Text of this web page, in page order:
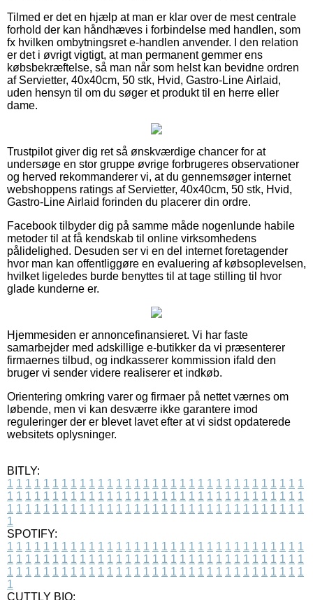
Tilmed er det en hjælp at man er klar over de mest centrale
forhold der kan håndhæves i forbindelse med handlen, som
fx hvilken ombytningsret e-handlen anvender. I den relation
er det i øvrigt vigtigt, at man permanent gemmer ens
købsbekræftelse, så man når som helst kan bevidne ordren
af Servietter, 40x40cm, 50 stk, Hvid, Gastro-Line Airlaid,
uden hensyn til om du søger et produkt til en herre eller
dame.
Trustpilot giver dig ret så ønskværdige chancer for at
undersøge en stor gruppe øvrige forbrugeres observationer
og herved rekommanderer vi, at du gennemsøger internet
webshoppens ratings af Servietter, 40x40cm, 50 stk, Hvid,
Gastro-Line Airlaid forinden du placerer din ordre.
Facebook tilbyder dig på samme måde nogenlunde habile
metoder til at få kendskab til online virksomhedens
pålidelighed. Desuden ser vi en del internet foretagender
hvor man kan offentliggøre en evaluering af købsoplevelsen,
hvilket ligeledes burde benyttes til at tage stilling til hvor
glade kunderne er.
Hjemmesiden er annoncefinansieret. Vi har faste
samarbejder med adskillige e-butikker da vi præsenterer
firmaernes tilbud, og indkasserer kommission ifald den
bruger vi sender videre realiserer et indkøb.
Orientering omkring varer og firmaer på nettet værnes om
løbende, men vi kan desværre ikke garantere imod
reguleringer der er blevet lavet efter at vi sidst opdaterede
websitets oplysninger.
BITLY:
1 1 1 1 1 1 1 1 1 1 1 1 1 1 1 1 1 1 1 1 1 1 1 1 1 1 1 1 1 1 1 1 1
1 1 1 1 1 1 1 1 1 1 1 1 1 1 1 1 1 1 1 1 1 1 1 1 1 1 1 1 1 1 1 1 1
1 1 1 1 1 1 1 1 1 1 1 1 1 1 1 1 1 1 1 1 1 1 1 1 1 1 1 1 1 1 1 1 1
1
SPOTIFY:
1 1 1 1 1 1 1 1 1 1 1 1 1 1 1 1 1 1 1 1 1 1 1 1 1 1 1 1 1 1 1 1 1
1 1 1 1 1 1 1 1 1 1 1 1 1 1 1 1 1 1 1 1 1 1 1 1 1 1 1 1 1 1 1 1 1
1 1 1 1 1 1 1 1 1 1 1 1 1 1 1 1 1 1 1 1 1 1 1 1 1 1 1 1 1 1 1 1 1
1
CUTTLY BIO: